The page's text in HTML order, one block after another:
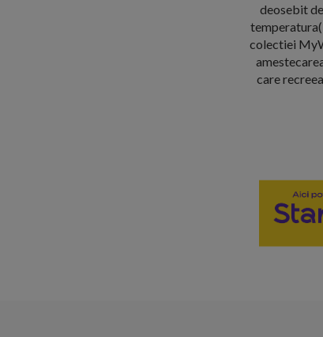
deosebit
temperatura(
colectiei
care